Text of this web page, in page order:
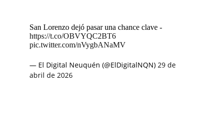
San Lorenzo dejó pasar una chance clave -
https://t.co/OBVYQC2BT6
pic.twitter.com/nVygbANaMV
— El Digital Neuquén (@ElDigitalNQN) 29 de
abril de 2026